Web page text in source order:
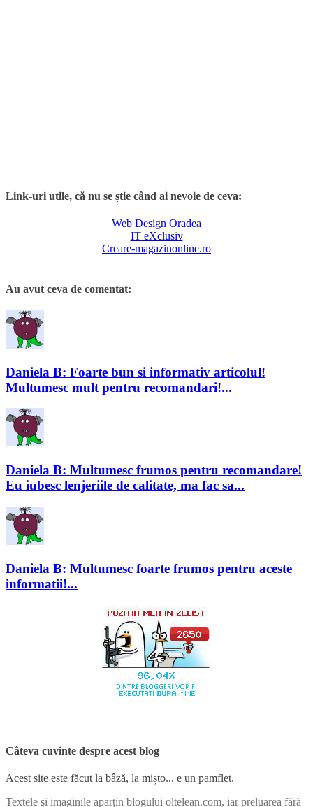
Link-uri utile, că nu se știe când ai nevoie de ceva:
Web Design Oradea
IT eXclusiv
Creare-magazinonline.ro
Au avut ceva de comentat:
Daniela B: Foarte bun si informativ articolul!
Multumesc mult pentru recomandari!...
Daniela B: Multumesc frumos pentru recomandare!
Eu iubesc lenjeriile de calitate, ma fac sa...
Daniela B: Multumesc foarte frumos pentru aceste
informatii!...
Câteva cuvinte despre acest blog
Acest site este făcut la bâză, la mișto... e un pamflet.
Textele şi imaginile aparțin blogului oltelean.com, iar preluarea fără